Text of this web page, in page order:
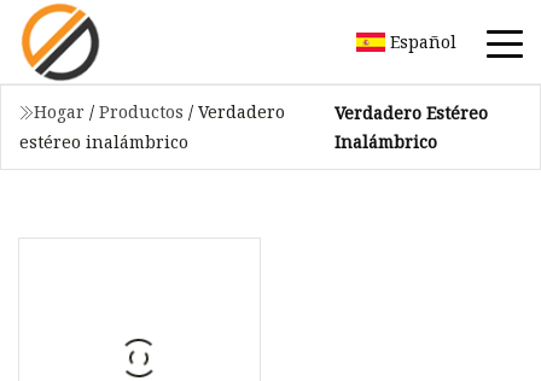
Español
Hogar / Productos / Verdadero
estéreo inalámbrico
Verdadero Estéreo
Inalámbrico